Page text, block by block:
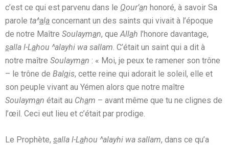
c’est ce qui est parvenu dans le Qour’an honoré, à savoir Sa
parole ta^ala concernant un des saints qui vivait à l’époque
de notre Maître Soulayman, queAllah l’honore davantage,
salla l-Lahou ^alayhi wa sallam. C’était un saint qui a dit à
notre maître Soulayman : « Moi, je peux te ramener son trône
– le trône de Balqis, cette reine qui adorait le soleil, elle et
son peuple vivant au Yémen alors que notre maître
Soulayman était au Cham – avant même que tu ne clignes de
l’œil. Ceci eut lieu et c’était par prodige.
Le Prophète, salla l-Lahou ^alayhi wa sallam, dans ce qu’a